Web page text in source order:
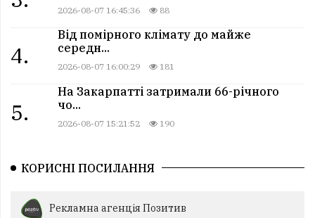
2026-08-07 16:45:36 88
4.
Від помірного клімату до майже
середн...
2026-08-07 16:00:29 181
5.
На Закарпатті затримали 66-річного
чо...
2026-08-07 15:21:52 190
КОРИСНІ ПОСИЛАННЯ
Рекламна агенція Позитив